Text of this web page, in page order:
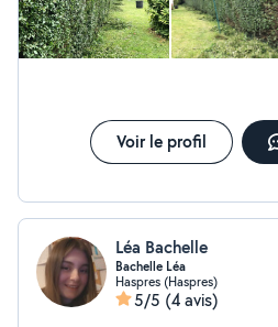
Voir le profil
Léa Bachelle
Bachelle Léa
Haspres (Haspres)
5/5 (4 avis)